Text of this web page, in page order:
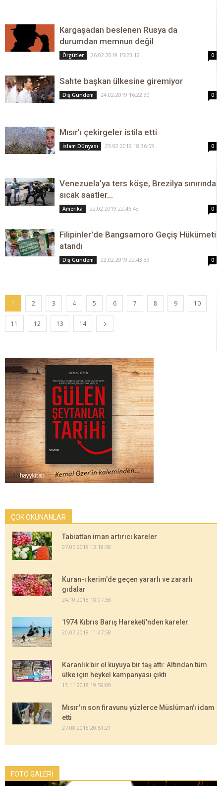
Kargaşadan beslenen Rusya da
durumdan memnun değil
Örgütler 26.02.2019 15:23:12 0
Sahte başkan ülkesine giremiyor
Dış Gündem 24.02.2019 16:22:30 0
Mısır'ı çekirgeler istila etti
İslam Dünyası 23.02.2019 18:36:53 0
Venezuela'ya ters köşe, Brezilya sınırında
sıcak saatler...
Amerika 22.02.2019 22:46:43 0
Filipinler'de Bangsamoro Geçiş Hükümeti
atandı
Dış Gündem 22.02.2019 22:43:39 0
1 2 3 4 5 6 7 8 9 10
11 12 13 14
ÇOK OKUNANLAR
Tabiattan iman artırıcı kareler
07.05.2018 13:18:58
Kuran-ı kerim'de geçen yararlı ve zararlı
gıdalar
24.10.2018 18:07:58
1974 Kıbrıs Barış Hareketi'nden kareler
20.07.2018 11:47:58
Karanlık bir el kuyuya bir taş attı: Altından tüm
ülke için heykel kampanyası çıktı
13.11.2018 19:59:09
Mısır'ın son firavunu yüzlerce Müslüman'ı idam
etti
27.08.2018 20:51:21
FOTO GALERİ